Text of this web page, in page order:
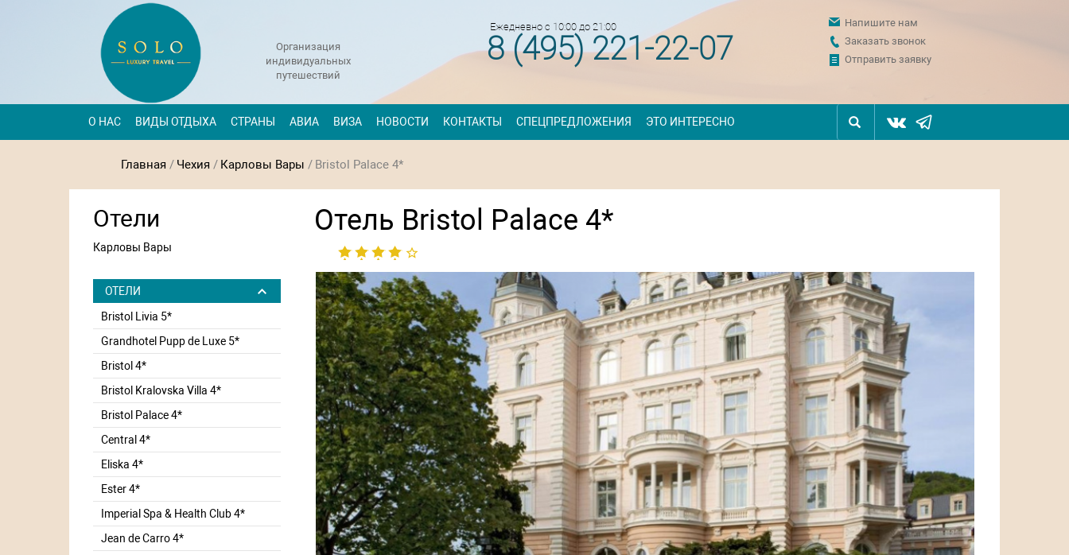
Организация
индивидуальных
путешествий
Ежедневно с 10:00 до 21:00
8 (495) 221-22-07
Напишите нам
Заказать звонок
Отправить заявку
О НАС ВИДЫ ОТДЫХА СТРАНЫ АВИА ВИЗА НОВОСТИ КОНТАКТЫ СПЕЦПРЕДЛОЖЕНИЯ ЭТО ИНТЕРЕСНО
Главная / Чехия / Карловы Вары / Bristol Palace 4*
Отели
Карловы Вары
ОТЕЛИ
Bristol Livia 5*
Grandhotel Pupp de Luxe 5*
Bristol 4*
Bristol Kralovska Villa 4*
Bristol Palace 4*
Central 4*
Eliska 4*
Ester 4*
Imperial Spa & Health Club 4*
Jean de Carro 4*
Отель Bristol Palace 4*